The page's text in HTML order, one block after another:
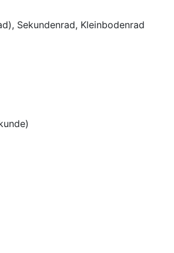
Sekundenrad, Kleinbodenrad